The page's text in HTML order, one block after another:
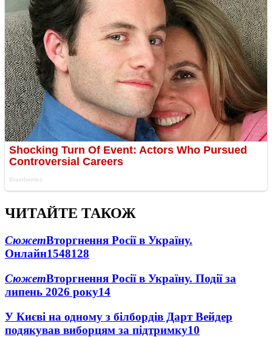
ЧИТАЙТЕ ТАКОЖ
СюжетВторгнення Росії в Україну.
Онлайн1548128
СюжетВторгнення Росії в Україну. Події за
липень 2026 року14
У Києві на одному з білбордів Дарт Вейдер
подякував виборцям за підтримку10